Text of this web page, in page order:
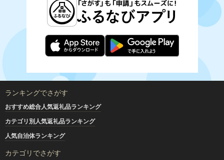
ランキングでさがす
おすすめ総合人気返礼品ランキング
カテゴリ別人気返礼品ランキング
人気自治体ランキング
カテゴリでさがす